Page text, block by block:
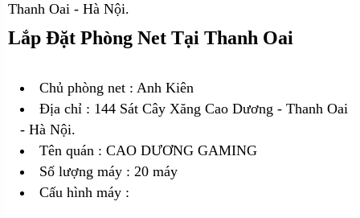
Thanh Oai - Hà Nội.
Lắp Đặt Phòng Net Tại Thanh Oai
Chủ phòng net : Anh Kiên
Địa chỉ : 144 Sát Cây Xăng Cao Dương - Thanh Oai
- Hà Nội.
Tên quán : CAO DƯƠNG GAMING
Số lượng máy : 20 máy
Cấu hình máy :